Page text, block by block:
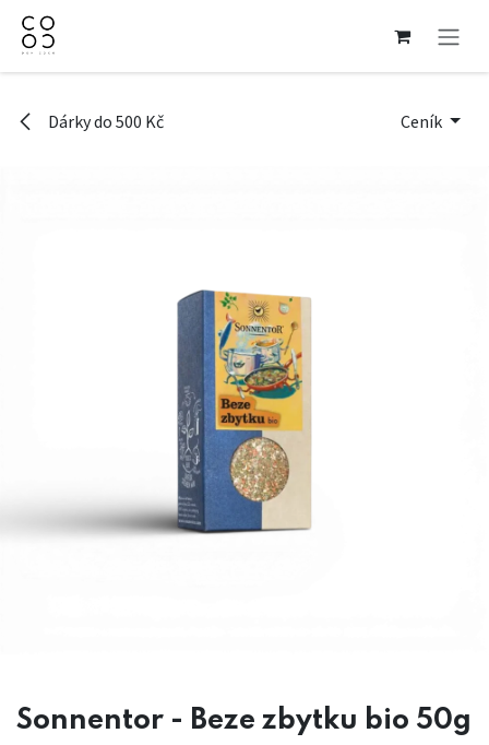
Přejít na obsah
Dárky do 500 Kč Ceník
Sonnentor - Beze zbytku bio 50g